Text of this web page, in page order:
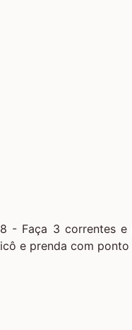
- Faça 3 correntes
e prenda com